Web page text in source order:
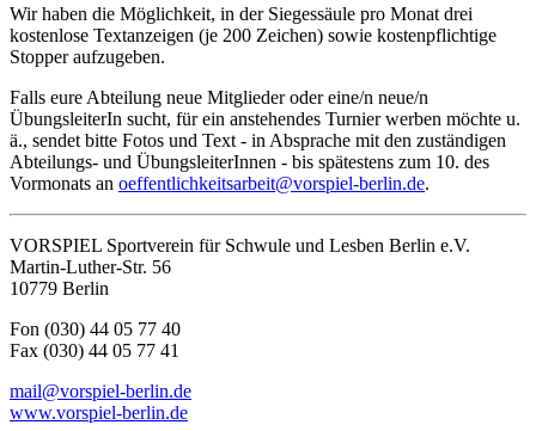
Wir haben die Möglichkeit, in der Siegessäule pro Monat drei
kostenlose Textanzeigen (je 200 Zeichen) sowie kostenpflichtige
Stopper aufzugeben.
Falls eure Abteilung neue Mitglieder oder eine/n neue/n
ÜbungsleiterIn sucht, für ein anstehendes Turnier werben möchte u.
ä., sendet bitte Fotos und Text ‑ in Absprache mit den zuständigen
Abteilungs- und ÜbungsleiterInnen - bis spätestens zum 10. des
Vormonats an oeffentlichkeitsarbeit@vorspiel-berlin.de.
VORSPIEL Sportverein für Schwule und Lesben Berlin e.V.
Martin-Luther-Str. 56
10779 Berlin
Fon (030) 44 05 77 40
Fax (030) 44 05 77 41
mail@vorspiel-berlin.de
www.vorspiel-berlin.de